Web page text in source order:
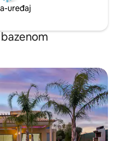
uređaj
bazenom
oznakom „Odabrali gosti”